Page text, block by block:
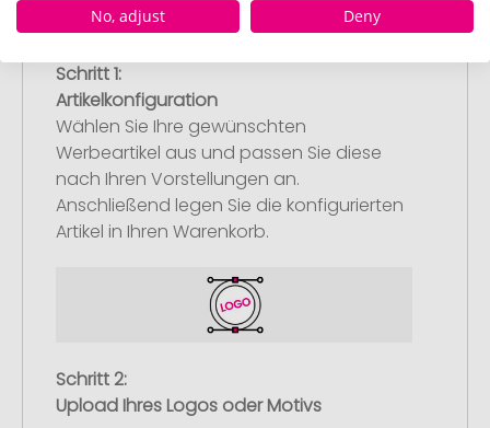
Schritt 1:
Artikelkonfiguration
Wählen Sie Ihre gewünschten
Werbeartikel aus und passen Sie diese
nach Ihren Vorstellungen an.
Anschließend legen Sie die konfigurierten
Artikel in Ihren Warenkorb.
Schritt 2:
Upload Ihres Logos oder Motivs
No, adjust
Deny